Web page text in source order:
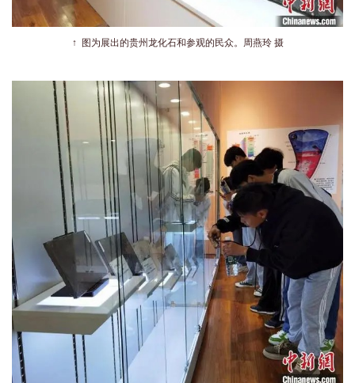
↑ 图为展出的贵州龙化石和参观的民众。周燕玲 摄